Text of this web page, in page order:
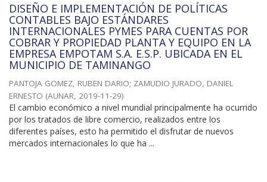
DISEÑO E IMPLEMENTACIÓN DE POLÍTICAS
CONTABLES BAJO ESTÁNDARES
INTERNACIONALES PYMES PARA CUENTAS POR
COBRAR Y PROPIEDAD PLANTA Y EQUIPO EN LA
EMPRESA EMPOTAM S.A. E.S.P. UBICADA EN EL
MUNICIPIO DE TAMINANGO
PANTOJA GOMEZ, RUBEN DARIO; ZAMUDIO JURADO, DANIEL
ERNESTO (AUNAR, 2019-11-29)
El cambio económico a nivel mundial principalmente ha ocurrido
por los tratados de libre comercio, realizados entre los
diferentes países, esto ha permitido el disfrutar de nuevos
mercados internacionales lo que ha ...